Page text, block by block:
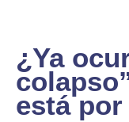
¿Ya
está